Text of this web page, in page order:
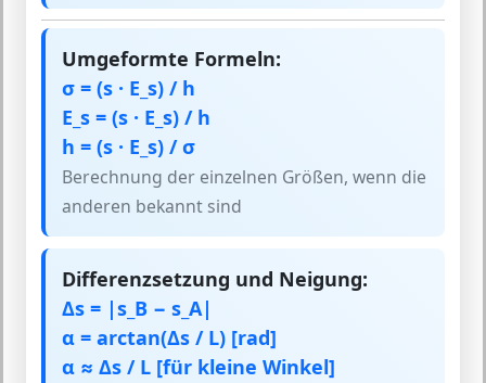
Umgeformte Formeln:
σ = (s · E_s) / h
E_s = (s · E_s) / h
h = (s · E_s) / σ
Berechnung der einzelnen Größen, wenn die
anderen bekannt sind
Differenzsetzung und Neigung:
Δs = |s_B − s_A|
α = arctan(Δs / L) [rad]
α ≈ Δs / L [für kleine Winkel]